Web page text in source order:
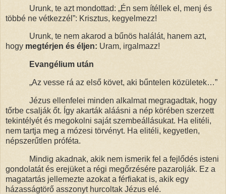
Urunk, te azt mondottad: „Én sem ítéllek el, menj és
többé ne vétkezzél”: Krisztus, kegyelmezz!
Urunk, te nem akarod a bűnös halálát, hanem azt,
hogy megtérjen és éljen: Uram, irgalmazz!
Evangélium után
„Az vesse rá az első követ, aki bűntelen közületek…”
Jézus ellenfelei minden alkalmat megragadtak, hogy
tőrbe csalják őt. Így akarták aláásni a nép körében szerzett
tekintélyét és megokolni saját szembeállásukat. Ha elitéli,
nem tartja meg a mózesi törvényt. Ha elitéli, kegyetlen,
népszerűtlen próféta.
Mindig akadnak, akik nem ismerik fel a fejlődés isteni
gondolatát és erejüket a régi megőrzésére pazarolják. Ez a
magatartás jellemezte azokat a férfiakat is, akik egy
házasságtörő asszonyt hurcoltak Jézus elé.